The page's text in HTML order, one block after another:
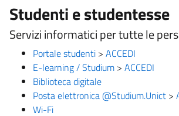
Studenti e studentesse
Servizi informatici per tutte le
Portale studenti > ACCEDI
E-learning / Studium > ACCEDI
Biblioteca digitale
Posta elettronica @Studium.Unict >
Wi-Fi